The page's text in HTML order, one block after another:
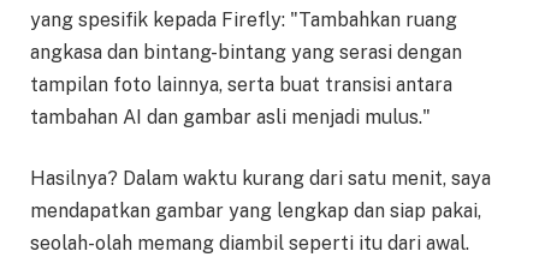
yang spesifik kepada Firefly: "Tambahkan ruang
angkasa dan bintang-bintang yang serasi dengan
tampilan foto lainnya, serta buat transisi antara
tambahan AI dan gambar asli menjadi mulus."
Hasilnya? Dalam waktu kurang dari satu menit, saya
mendapatkan gambar yang lengkap dan siap pakai,
seolah-olah memang diambil seperti itu dari awal.